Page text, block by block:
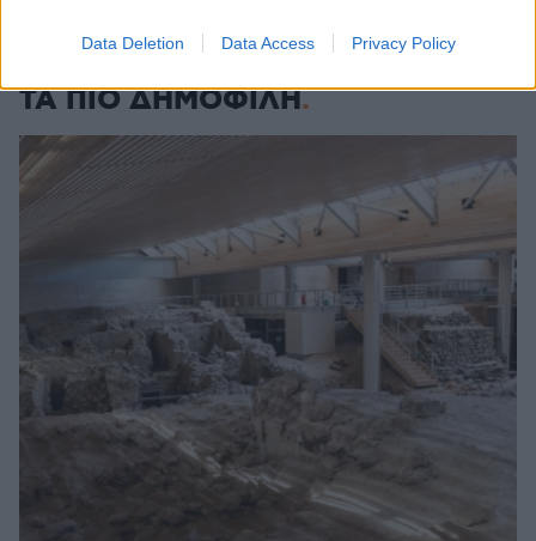
Data Deletion Data Access Privacy Policy
ΤΑ ΠΙΟ ΔΗΜΟΦΙΛΗ